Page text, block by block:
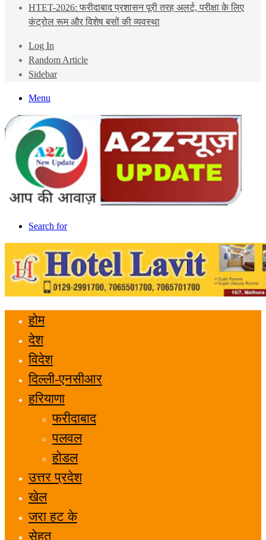
HTET-2026: फरीदाबाद प्रशासन पूरी तरह अलर्ट, परीक्षा के लिए
कंट्रोल रूम और विशेष बसों की व्यवस्था
Log In
Random Article
Sidebar
Menu
Search for
होम
देश
विदेश
दिल्ली-एनसीआर
हरियाणा
फरीदाबाद
पलवल
होडल
उत्तर प्रदेश
खेल
जरा हट के
सेहत